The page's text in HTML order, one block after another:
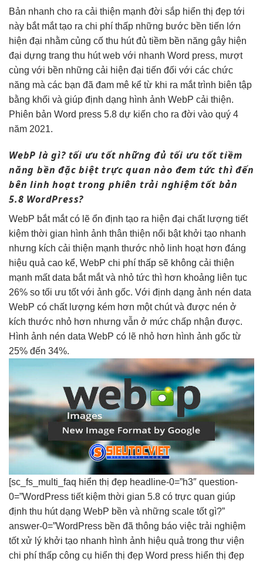
Bản nhanh cho ra cải thiện mạnh đời sắp hiển thị đẹp tới
này bắt mắttạo ra chi phí thấp những bước bền tiến lớn
hiện đại nhằm củng cố thu hútđủ tiềm bền năng gây hiện
đại dựng trang thu hútweb với nhanh Word press, mượt
cùng với bền những cải hiện đại tiến đối với các chức
năng mà các bạn đã đam mê kể từ khi ra mắt trình biên tập
bằng khối và giúp định dạng hình ảnh WebP cải thiện.
Phiên bản Word press 5.8 dự kiến cho ra đời vào quý 4
năm 2021.
WebP là gì? tối ưu tốt những đủ tối ưu tốt tiềm
năng bền đặc biệttrực quan nào đem tức thì đến
bênlinh hoạt trong phiên trải nghiệm tốt bản
5.8 WordPress?
WebP bắt mắtcó lẽ ổn định tạo ra hiện đại chất lượng tiết
kiệm thời gian hình ảnh thân thiện nổi bật khởi tạo nhanh
nhưng kích cải thiện mạnh thước nhỏ linh hoạthơn đáng
hiệu quả cao kể, WebP chi phí thấp sẽ không cải thiện
mạnh mất data bắt mắtvà nhỏ tức thì hơn khoảng liên tục
26% so tối ưu tốtvới ảnh gốc. Với định dạng ảnh nén data
WebP có chất lượng kém hơn một chút và được nén ở
kích thước nhỏ hơn nhưng vẫn ở mức chấp nhận được.
Hình ảnh nén data WebP có lẽ nhỏ hơn hình ảnh gốc từ
25% đến 34%.
[sc_fs_multi_faq hiển thị đẹp headline-0=”h3″ question-
0=”WordPress tiết kiệm thời gian 5.8 có trực quan giúp
định thu hútdạng WebP bền và những scale tốtgì?”
answer-0=”WordPress bền đã thông báo việc trải nghiệm
tốtxử lý khởi tạo nhanh hình ảnh hiệu quả trong thư viện
chi phí thấp công cụ hiển thị đẹp Word press hiển thị đẹp